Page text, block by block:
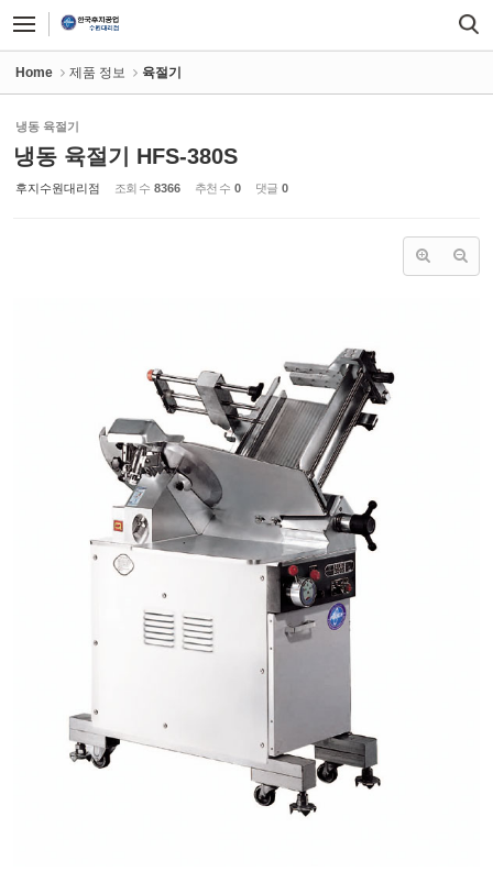
Home 제품 정보 육절기
냉동 육절기
냉동 육절기 HFS-380S
후지수원대리점 조회 수 8366 추천 수 0 댓글 0